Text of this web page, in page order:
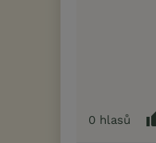
0 hlasů